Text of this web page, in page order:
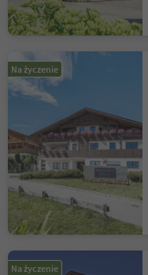
Na życzenie
Na życzenie